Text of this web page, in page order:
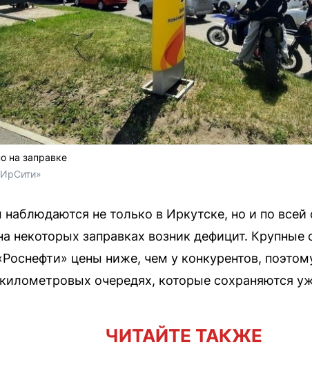
на заправке
не только в Иркутске, но и по всей
некоторых заправках возник дефицит.
цены ниже, чем у конкурентов,
очередях, которые сохраняются
ЧИТАЙТЕ ТАКЖЕ